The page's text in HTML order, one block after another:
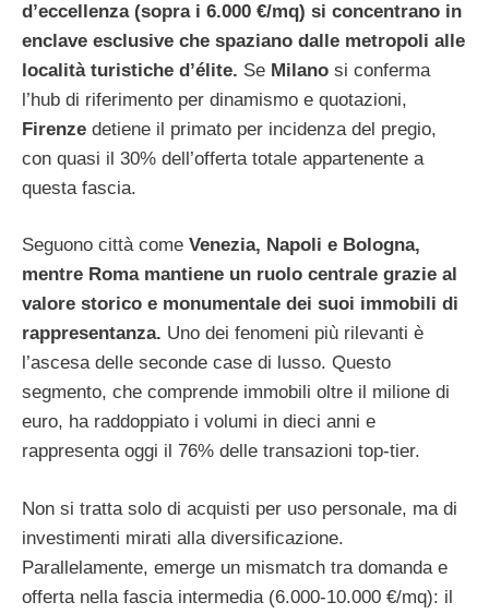
d’eccellenza (sopra i 6.000 €/mq) si concentrano in
enclave esclusive che spaziano dalle metropoli alle
località turistiche d’élite. Se Milano si conferma
l’hub di riferimento per dinamismo e quotazioni,
Firenze detiene il primato per incidenza del pregio,
con quasi il 30% dell’offerta totale appartenente a
questa fascia.
Seguono città come Venezia, Napoli e Bologna,
mentre Roma mantiene un ruolo centrale grazie al
valore storico e monumentale dei suoi immobili di
rappresentanza. Uno dei fenomeni più rilevanti è
l’ascesa delle seconde case di lusso. Questo
segmento, che comprende immobili oltre il milione di
euro, ha raddoppiato i volumi in dieci anni e
rappresenta oggi il 76% delle transazioni top-tier.
Non si tratta solo di acquisti per uso personale, ma di
investimenti mirati alla diversificazione.
Parallelamente, emerge un mismatch tra domanda e
offerta nella fascia intermedia (6.000-10.000 €/mq): il